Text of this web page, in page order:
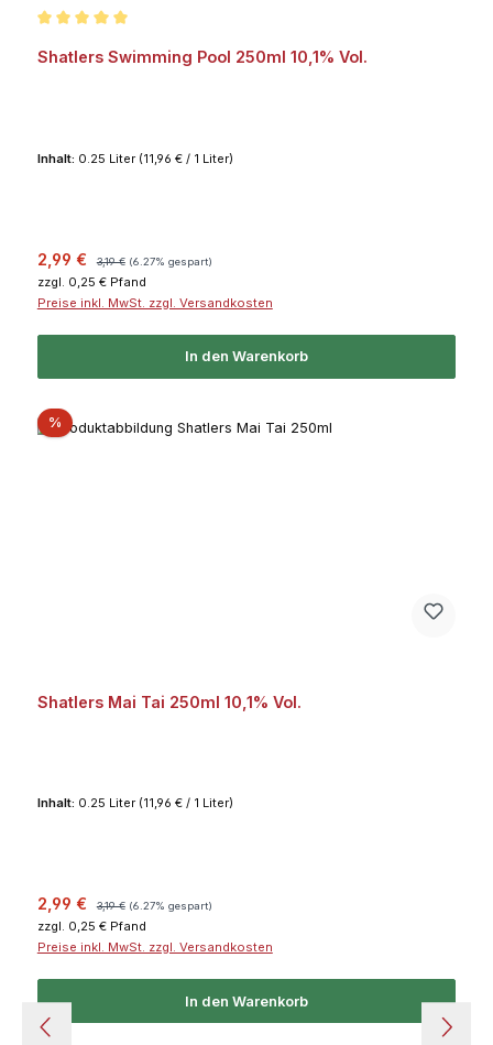
Shatlers Swimming Pool 250ml 10,1% Vol.
Inhalt: 0.25 Liter (11,96 € / 1 Liter)
Verkaufspreis:
2,99 € 3,19 € (6.27% gespart)
zzgl. 0,25 € Pfand
Preise inkl. MwSt. zzgl. Versandkosten
In den Warenkorb
%Rabatt
Shatlers Mai Tai 250ml 10,1% Vol.
Inhalt: 0.25 Liter (11,96 € / 1 Liter)
Verkaufspreis:
2,99 € 3,19 € (6.27% gespart)
zzgl. 0,25 € Pfand
Preise inkl. MwSt. zzgl. Versandkosten
In den Warenkorb